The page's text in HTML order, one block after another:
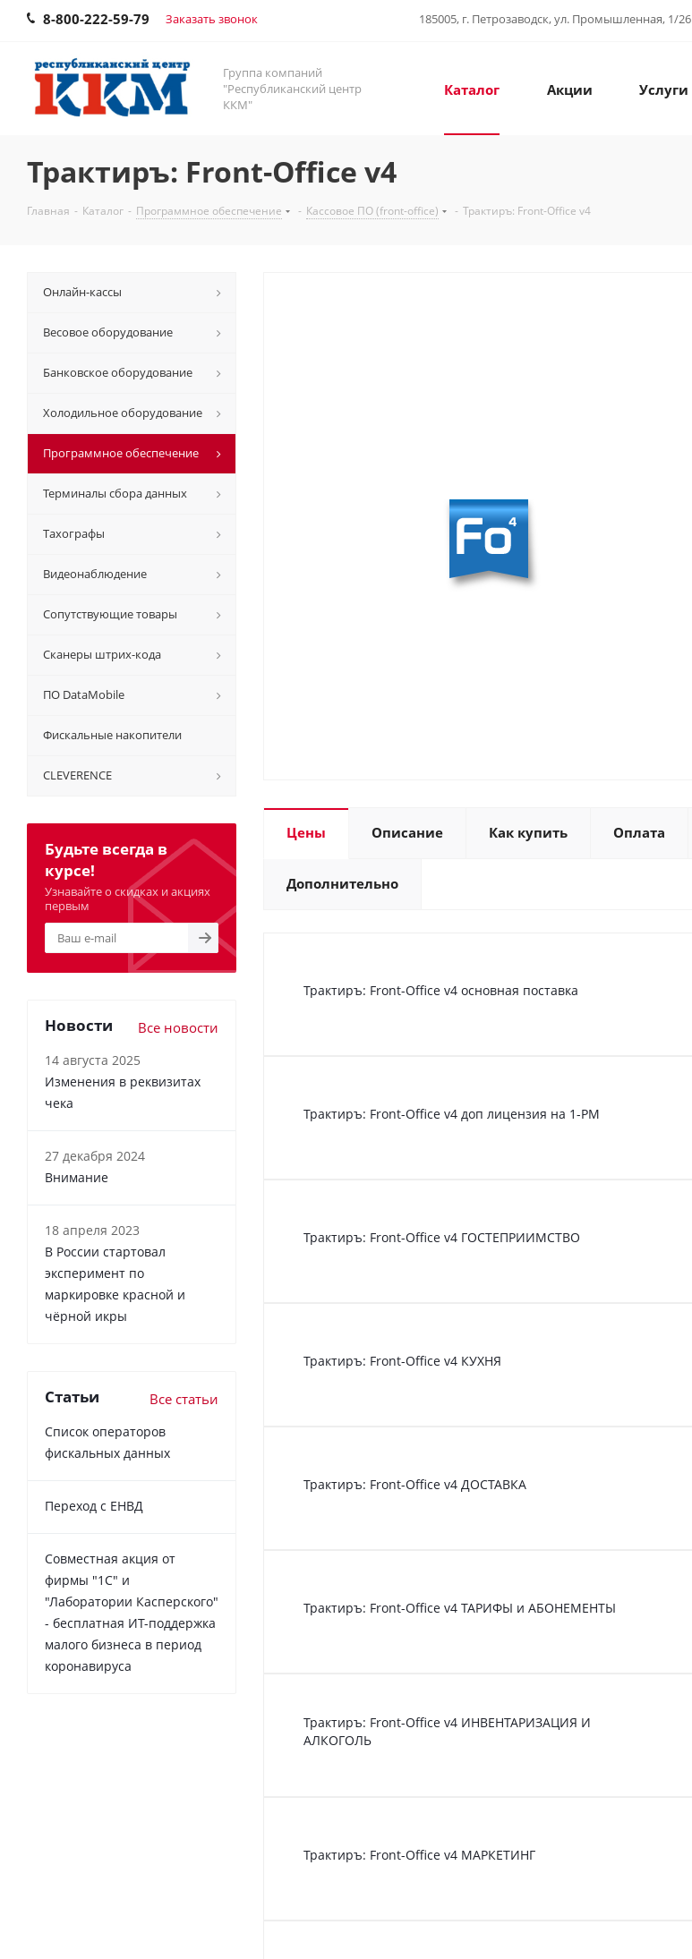
8-800-222-59-79 Заказать звонок 185005, г. Петрозаводск, ул. Промышленная, 1/26
Группа компаний
"Республиканский центр
ККМ"
Каталог Акции Услуги
Трактиръ: Front-Office v4
Главная - Каталог - Программное обеспечение - Кассовое ПО (front-office) - Трактиръ: Front-Office v4
Цены Описание Как купить Оплата
Дополнительно
Трактиръ: Front-Office v4 основная поставка
Трактиръ: Front-Office v4 доп лицензия на 1-РМ
Трактиръ: Front-Office v4 ГОСТЕПРИИМСТВО
Трактиръ: Front-Office v4 КУХНЯ
Трактиръ: Front-Office v4 ДОСТАВКА
Трактиръ: Front-Office v4 ТАРИФЫ и АБОНЕМЕНТЫ
Трактиръ: Front-Office v4 ИНВЕНТАРИЗАЦИЯ И
АЛКОГОЛЬ
Трактиръ: Front-Office v4 МАРКЕТИНГ
Онлайн-кассы
Весовое оборудование
Банковское оборудование
Холодильное оборудование
Программное обеспечение
Терминалы сбора данных
Тахографы
Видеонаблюдение
Сопутствующие товары
Сканеры штрих-кода
ПО DataMobile
Фискальные накопители
CLEVERENCE
Будьте всегда в
курсе!
Узнавайте о скидках и акциях
первым
Новости Все новости
14 августа 2025
Изменения в реквизитах
чека
27 декабря 2024
Внимание
18 апреля 2023
В России cтартовал
эксперимент по
маркировке красной и
чёрной икры
Статьи Все статьи
Список операторов
фискальных данных
Переход с ЕНВД
Совместная акция от
фирмы "1С" и
"Лаборатории Касперского"
- бесплатная ИТ-поддержка
малого бизнеса в период
коронавируса